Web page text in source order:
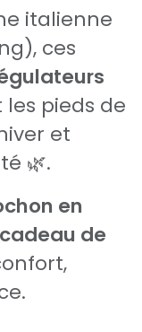
italienne
ces
pieds de
et
🌿.
en
cadeau de